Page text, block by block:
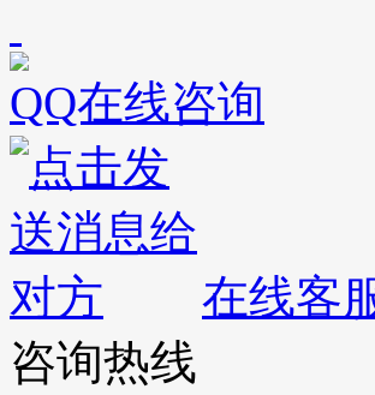
QQ在线咨询
在线客
咨询热线